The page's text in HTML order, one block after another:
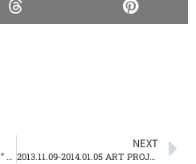
大分発美少女アイドルユニット ” SPATIO “
NEXT
2013.11.09-2014.01.05 ART PROJECT OITA 2013 循環 Open！